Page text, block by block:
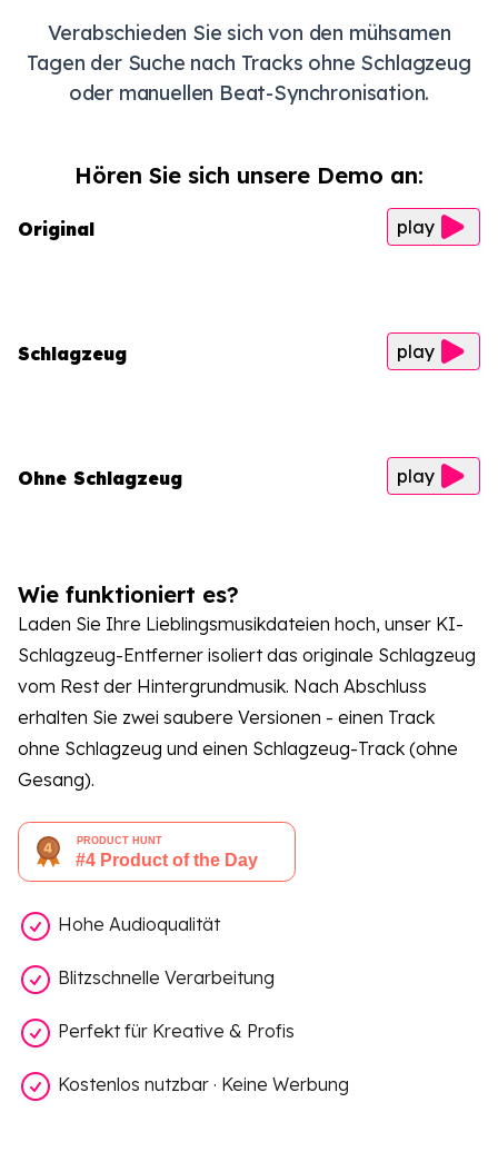
Verabschieden Sie sich von den mühsamen
Tagen der Suche nach Tracks ohne Schlagzeug
oder manuellen Beat-Synchronisation.
Hören Sie sich unsere Demo an:
Original play
Schlagzeug play
Ohne Schlagzeug play
Wie funktioniert es?
Laden Sie Ihre Lieblingsmusikdateien hoch, unser KI-
Schlagzeug-Entferner isoliert das originale Schlagzeug
vom Rest der Hintergrundmusik. Nach Abschluss
erhalten Sie zwei saubere Versionen - einen Track
ohne Schlagzeug und einen Schlagzeug-Track (ohne
Gesang).
Hohe Audioqualität
Blitzschnelle Verarbeitung
Perfekt für Kreative & Profis
Kostenlos nutzbar · Keine Werbung